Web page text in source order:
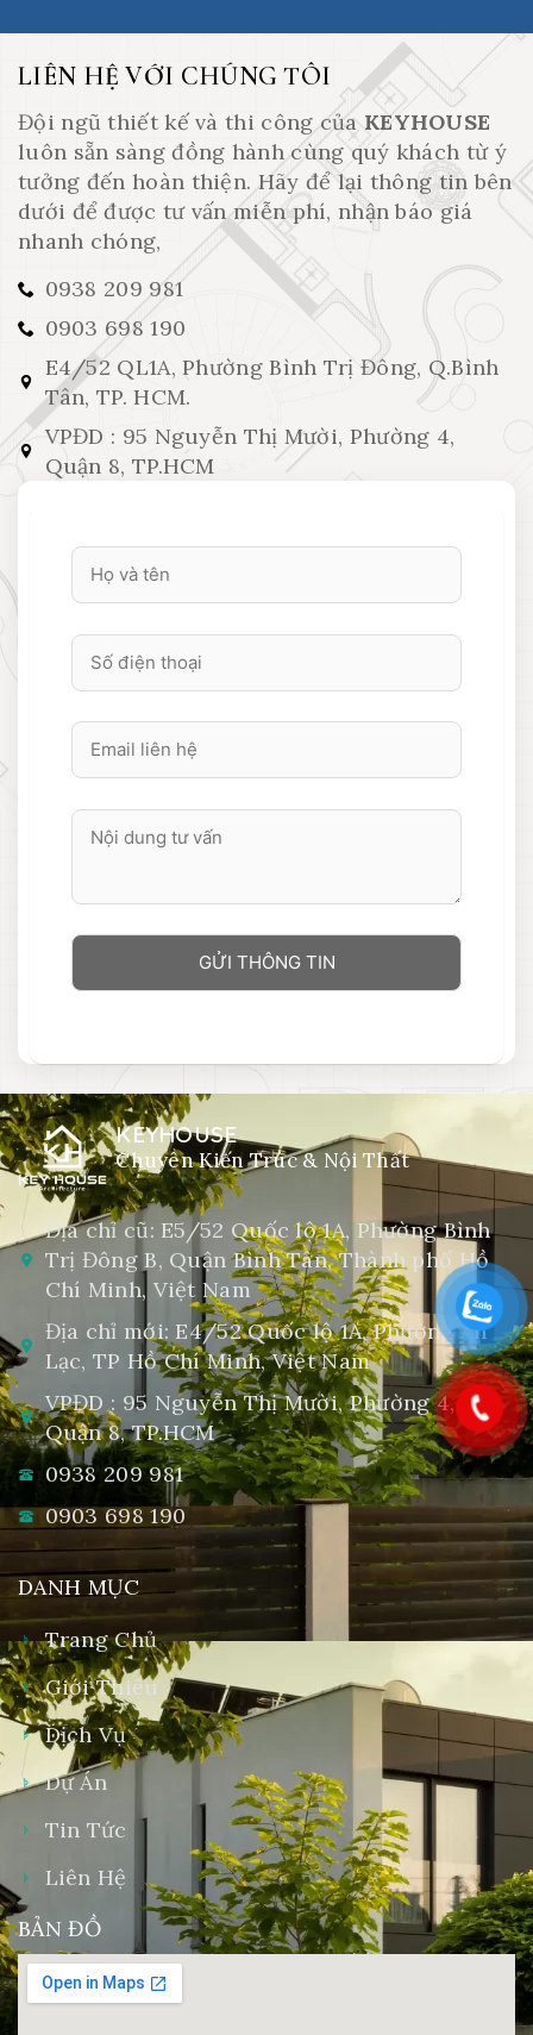
LIÊN HỆ VỚI CHÚNG TÔI
Đội ngũ thiết kế và thi công của KEYHOUSE
luôn sẵn sàng đồng hành cùng quý khách từ ý
tưởng đến hoàn thiện. Hãy để lại thông tin bên
dưới để được tư vấn miễn phí, nhận báo giá
nhanh chóng,
0938 209 981
0903 698 190
E4/52 QL1A, Phường Bình Trị Đông, Q.Bình
Tân, TP. HCM.
VPĐD : 95 Nguyễn Thị Mười, Phường 4,
Quận 8, TP.HCM
KEYHOUSE
Chuyên Kiến Trúc & Nội Thất
Địa chỉ cũ: E5/52 Quốc lộ 1A, Phường Bình
Trị Đông B, Quận Bình Tân, Thành phố Hồ
Chí Minh, Việt Nam
Địa chỉ mới: E4/52 Quốc lộ 1A, Phường An
Lạc, TP Hồ Chí Minh, Việt Nam
VPĐD : 95 Nguyễn Thị Mười, Phường 4,
Quận 8, TP.HCM
0938 209 981
0903 698 190
DANH MỤC
Trang Chủ
Giới Thiệu
Dịch Vụ
Dự Án
Tin Tức
Liên Hệ
BẢN ĐỒ